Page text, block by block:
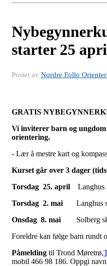
starter 25
Postet av Nordre Follo
GRATIS
Vi inviterer barn og
orientering.
- Lær å mestre kart og
Kurset går over 3 dager
Torsdag 25. april Langhus
Torsdag 2. mai Langhus
Onsdag 8. mai Solberg
Foreldre kan følge barn rundt
Påmelding til Trond Møretrø,
mobil 466 98 186. Oppgi